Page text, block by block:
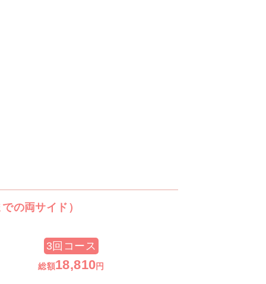
の両サイド）
3回コース
総額18,810円